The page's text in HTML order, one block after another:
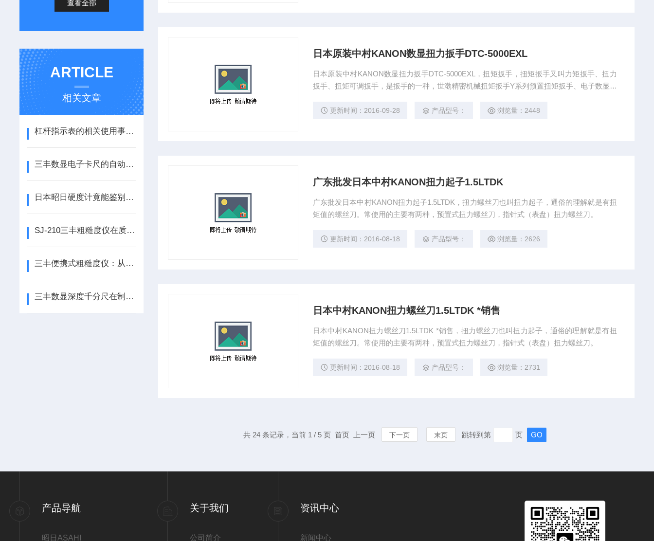
查看全部
ARTICLE
相关文章
杠杆指示表的相关使用事项不可忽略
三丰数显电子卡尺的自动化测量与数据处理技术
日本昭日硬度计竟能鉴别钻石真假！
SJ-210三丰粗糙度仪在质量控制中的作用和意义
三丰便携式粗糙度仪：从基本概念到实际应用
三丰数显深度千分尺在制造行业中的应用前景
日本原装中村KANON数显扭力扳手DTC-5000EXL
日本原装中村KANON数显扭力扳手DTC-5000EXL，扭矩扳手，扭矩扳手又叫力矩扳手、扭力
扳手、扭矩可调扳手，是扳手的一种，世渤精密机械扭矩扳手Y系列预置扭矩扳手、电子数显扭
更新时间：2016-09-28 产品型号： 浏览量：2448
广东批发日本中村KANON扭力起子1.5LTDK
广东批发日本中村KANON扭力起子1.5LTDK，扭力螺丝刀也叫扭力起子，通俗的理解就是有扭
矩值的螺丝刀。常使用的主要有两种，预置式扭力螺丝刀，指针式（表盘）扭力螺丝刀。
更新时间：2016-08-18 产品型号： 浏览量：2626
日本中村KANON扭力螺丝刀1.5LTDK *销售
日本中村KANON扭力螺丝刀1.5LTDK *销售，扭力螺丝刀也叫扭力起子，通俗的理解就是有扭
矩值的螺丝刀。常使用的主要有两种，预置式扭力螺丝刀，指针式（表盘）扭力螺丝刀。
更新时间：2016-08-18 产品型号： 浏览量：2731
共 24 条记录，当前 1 / 5 页 首页 上一页 下一页 末页 跳转到第 页
产品导航
昭日ASAHI
关于我们
公司简介
资讯中心
新闻中心